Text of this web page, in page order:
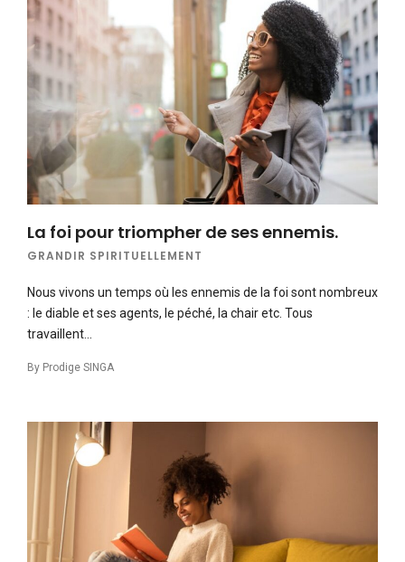
La foi pour triompher de ses ennemis.
GRANDIR SPIRITUELLEMENT
Nous vivons un temps où les ennemis de la foi sont nombreux
: le diable et ses agents, le péché, la chair etc. Tous
travaillent…
By Prodige SINGA